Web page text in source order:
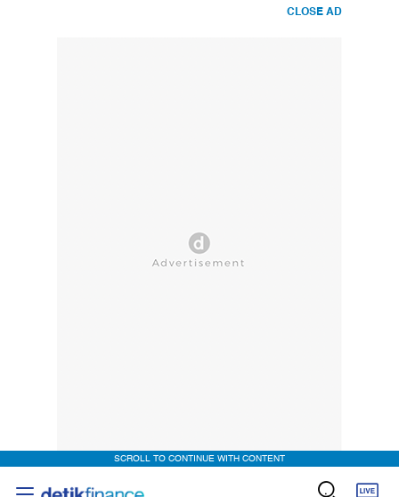
CLOSE AD
SCROLL TO CONTINUE WITH CONTENT